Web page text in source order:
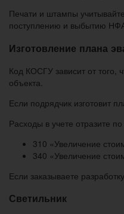
Печати и штампы
поступлению и выбытию
Изготовление плана
Код КОСГУ зависит от того,
объекта.
Если подрядчик изготовит
Расходы в учете отразите
310 «Увеличение
340 «Увеличение
Если заказываете
Светильник